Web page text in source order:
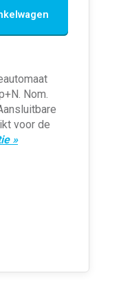
Nom.
voor de
»